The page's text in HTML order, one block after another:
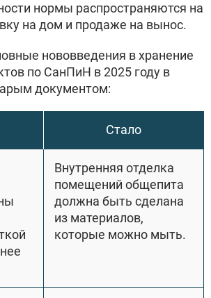
нормы распространяются на
на дом и продаже на вынос.
нововведения в хранение
по СанПиН в 2025 году в
документом:
Стало
Внутренняя отделка
помещений общепита
должна быть сделана
из материалов,
которые можно мыть.